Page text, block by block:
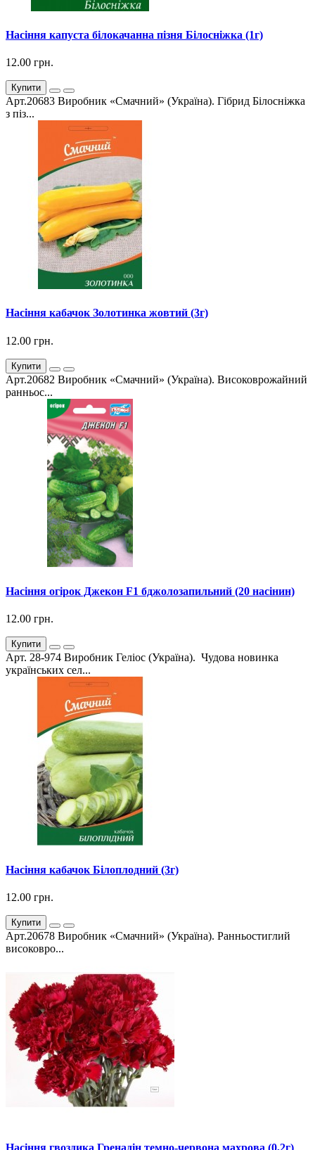
Насіння капуста білокачанна пізня Білосніжка (1г)
12.00 грн.
Купити
Арт.20683 Виробник «Смачний» (Україна). Гібрид Білосніжка
з піз...
Насіння кабачок Золотинка жовтий (3г)
12.00 грн.
Купити
Арт.20682 Виробник «Смачний» (Україна). Високоврожайний
ранньос...
Насіння огірок Джекон F1 бджолозапильний (20 насінин)
12.00 грн.
Купити
Арт. 28-974 Виробник Геліос (Україна). Чудова новинка
українських сел...
Насіння кабачок Білоплодний (3г)
12.00 грн.
Купити
Арт.20678 Виробник «Смачний» (Україна). Ранньостиглий
високовро...
Насіння гвоздика Гренадін темно-червона махрова (0,2г)